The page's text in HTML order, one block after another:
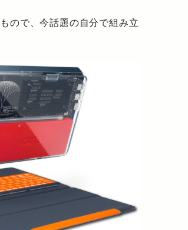
ので、今話題の自分で組み立